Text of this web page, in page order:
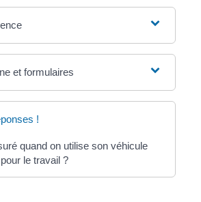
et formulaires
!
quand on utilise son véhicule
le travail ?